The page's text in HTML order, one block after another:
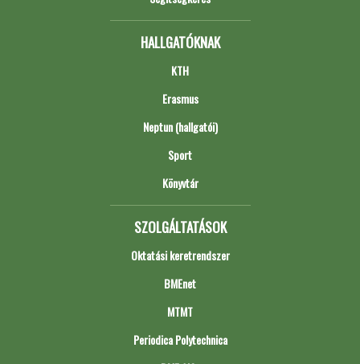
HALLGATÓKNAK
KTH
Erasmus
Neptun (hallgatói)
Sport
Könyvtár
SZOLGÁLTATÁSOK
Oktatási keretrendszer
BMEnet
MTMT
Periodica Polytechnica